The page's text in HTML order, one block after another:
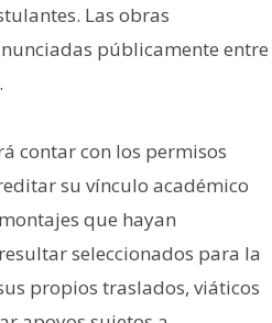
Las obras
públicamente entre
contar con los permisos
su vínculo académico
que hayan
seleccionados para la
propios traslados, viáticos